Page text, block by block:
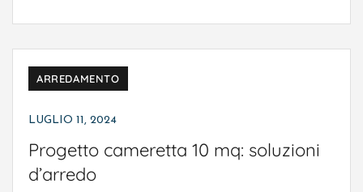
ARREDAMENTO
LUGLIO 11, 2024
Progetto cameretta 10 mq: soluzioni
d’arredo